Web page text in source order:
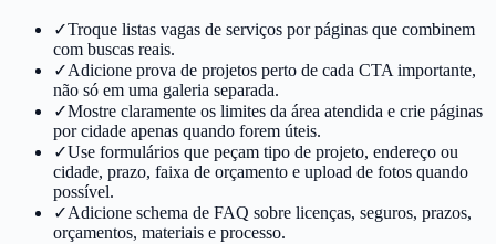
✓Troque listas vagas de serviços por páginas que combinem
com buscas reais.
✓Adicione prova de projetos perto de cada CTA importante,
não só em uma galeria separada.
✓Mostre claramente os limites da área atendida e crie páginas
por cidade apenas quando forem úteis.
✓Use formulários que peçam tipo de projeto, endereço ou
cidade, prazo, faixa de orçamento e upload de fotos quando
possível.
✓Adicione schema de FAQ sobre licenças, seguros, prazos,
orçamentos, materiais e processo.